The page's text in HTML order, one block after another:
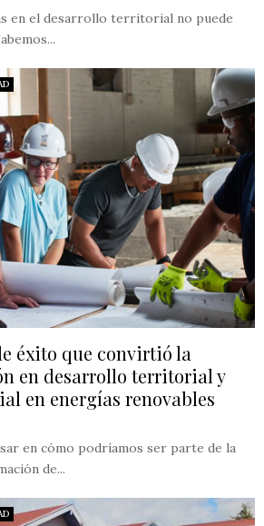
en el desarrollo territorial no puede
éxito que convirtió la
en desarrollo territorial y
en energías renovables
en cómo podríamos ser parte de la
de...